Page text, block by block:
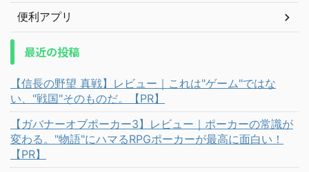
便利アプリ
最近の投稿
【信長の野望 真戦】レビュー｜これは"ゲーム"ではな
い、"戦国"そのものだ。【PR】
【ガバナーオブポーカー3】レビュー｜ポーカーの常識が
変わる。"物語"にハマるRPGポーカーが最高に面白い！
【PR】